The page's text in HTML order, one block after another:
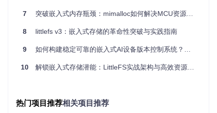
核心实现代码片段 ：
// 存储介质抽象层示例（FreeRTOS-Plus/Source/FreeRTOS-
// 根据不同驱动号初始化对应的存储设备
case
0: return SD_Init();
}
7 突破嵌入式内存瓶颈：mimalloc如何解决MCU资源受限难题
8 littlefs v3：嵌入式存储的革命性突破与实践指南
9 如何构建稳定可靠的嵌入式AI设备版本控制系统？从设计到实践的完整指南
10 解锁嵌入式存储潜能：LittleFS实战架构与高效资源管理指南
热门项目推荐相关项目推荐